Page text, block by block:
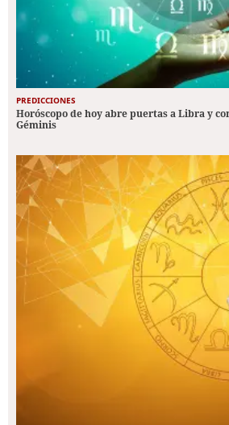
PREDICCIONES
Horóscopo de hoy abre puertas a Libra y
Géminis